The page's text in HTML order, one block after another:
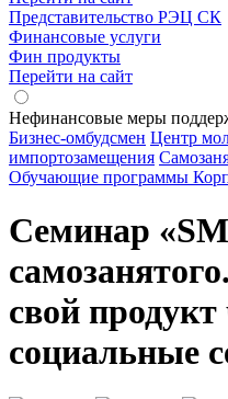
Представительство РЭЦ СК
Финансовые услуги
Фин продукты
Перейти на сайт
Нефинансовые меры
Бизнес-омбудсмен Центр
импортозамещения
Обучающие программы
Семинар
свой продукт
социальные